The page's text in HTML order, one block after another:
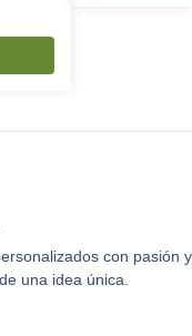
con pasión y
una idea única.